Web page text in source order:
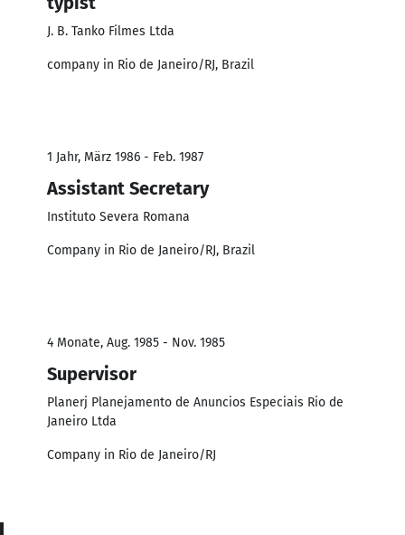
J. B. Tanko Filmes Ltda
company in Rio de Janeiro/RJ, Brazil
1 Jahr, März 1986 - Feb. 1987
Assistant Secretary
Instituto Severa Romana
Company in Rio de Janeiro/RJ, Brazil
4 Monate, Aug. 1985 - Nov. 1985
Supervisor
Planerj Planejamento de Anuncios Especiais Rio de
Janeiro Ltda
Company in Rio de Janeiro/RJ